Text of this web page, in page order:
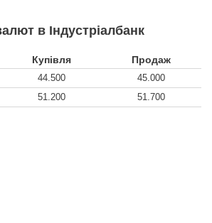
в Індустріалбанк
Купівля Продаж
44.500
45.000
51.200 51.700